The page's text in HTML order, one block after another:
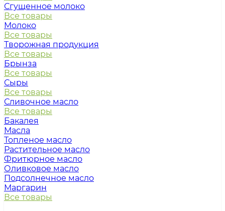
Сгущенное молоко
Все товары
Молоко
Все товары
Творожная продукция
Все товары
Брынза
Все товары
Сыры
Все товары
Сливочное масло
Все товары
Бакалея
Масла
Топленое масло
Растительное масло
Фритюрное масло
Оливковое масло
Подсолнечное масло
Маргарин
Все товары